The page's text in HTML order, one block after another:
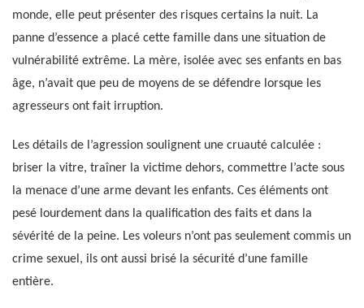
monde, elle peut présenter des risques certains la nuit. La
panne d’essence a placé cette famille dans une situation de
vulnérabilité extrême. La mère, isolée avec ses enfants en bas
âge, n’avait que peu de moyens de se défendre lorsque les
agresseurs ont fait irruption.
Les détails de l’agression soulignent une cruauté calculée :
briser la vitre, traîner la victime dehors, commettre l’acte sous
la menace d’une arme devant les enfants. Ces éléments ont
pesé lourdement dans la qualification des faits et dans la
sévérité de la peine. Les voleurs n’ont pas seulement commis un
crime sexuel, ils ont aussi brisé la sécurité d’une famille
entière.